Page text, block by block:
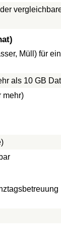
Müll) für
als 10 GB
mehr)